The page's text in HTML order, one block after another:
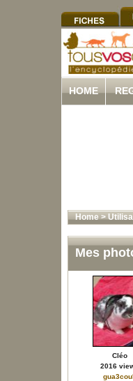
HOME
Home>
Mes
Cléo
2016